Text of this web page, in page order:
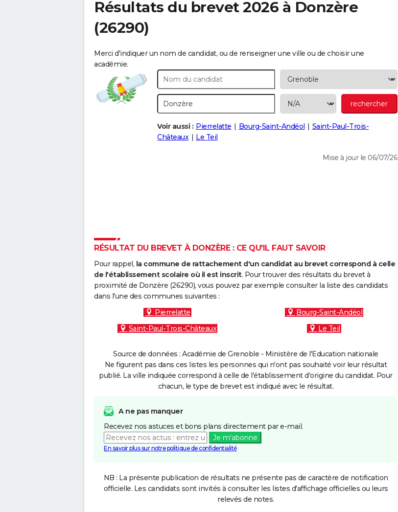
Résultats du brevet 2026 à Donzère
(26290)
Merci d'indiquer un nom de candidat, ou de renseigner une ville ou de choisir une
académie.
Voir aussi : Pierrelatte Bourg-Saint-Andéol
Saint-Paul-Trois-
Châteaux
Le Teil
Mise à jour le 06/07/26
RÉSULTAT DU BREVET À DONZÈRE : CE QU'IL FAUT SAVOIR
Pour rappel, la commune de rattachement d'un candidat au brevet correspond à celle
de l'établissement scolaire où il est inscrit. Pour trouver des résultats du brevet à
proximité de Donzère (26290), vous pouvez par exemple consulter la liste des candidats
dans l'une des communes suivantes :
Pierrelatte
Bourg-Saint-Andéol
Saint-Paul-Trois-Châteaux
Le Teil
Source de données : Académie de Grenoble - Ministère de l'Education nationale
Ne figurent pas dans ces listes les personnes qui n'ont pas souhaité voir leur résultat
publié. La ville indiquée correspond à celle de l'établissement d'origine du candidat. Pour
chacun, le type de brevet est indiqué avec le résultat.
A ne pas manquer
Recevez nos astuces et bons plans directement par e-mail.
Je m'abonne
En savoir plus sur notre politique de confidentialité
NB : La présente publication de résultats ne présente pas de caractère de notification
officielle. Les candidats sont invités à consulter les listes d'affichage officielles ou leurs
relevés de notes.